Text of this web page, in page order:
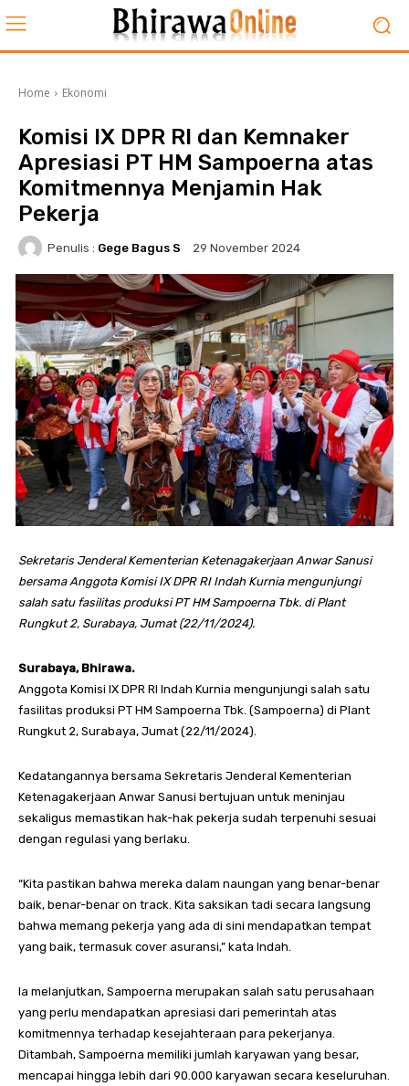
Home Ekonomi
Komisi IX DPR RI dan Kemnaker
Apresiasi PT HM Sampoerna atas
Komitmennya Menjamin Hak
Pekerja
Penulis : Gege Bagus S 29 November 2024
Sekretaris Jenderal Kementerian Ketenagakerjaan Anwar Sanusi
bersama Anggota Komisi IX DPR RI Indah Kurnia mengunjungi
salah satu fasilitas produksi PT HM Sampoerna Tbk. di Plant
Rungkut 2, Surabaya, Jumat (22/11/2024).
Surabaya, Bhirawa.
Anggota Komisi IX DPR RI Indah Kurnia mengunjungi salah satu
fasilitas produksi PT HM Sampoerna Tbk. (Sampoerna) di Plant
Rungkut 2, Surabaya, Jumat (22/11/2024).
Kedatangannya bersama Sekretaris Jenderal Kementerian
Ketenagakerjaan Anwar Sanusi bertujuan untuk meninjau
sekaligus memastikan hak-hak pekerja sudah terpenuhi sesuai
dengan regulasi yang berlaku.
“Kita pastikan bahwa mereka dalam naungan yang benar-benar
baik, benar-benar on track. Kita saksikan tadi secara langsung
bahwa memang pekerja yang ada di sini mendapatkan tempat
yang baik, termasuk cover asuransi,” kata Indah.
Ia melanjutkan, Sampoerna merupakan salah satu perusahaan
yang perlu mendapatkan apresiasi dari pemerintah atas
komitmennya terhadap kesejahteraan para pekerjanya.
Ditambah, Sampoerna memiliki jumlah karyawan yang besar,
mencapai hingga lebih dari 90.000 karyawan secara keseluruhan.